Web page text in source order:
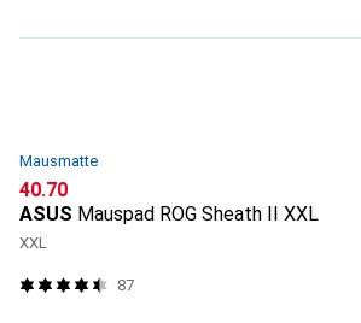
Mausmatte
CHF
40.70
ASUS Mauspad ROG Sheath II XXL
XXL
87